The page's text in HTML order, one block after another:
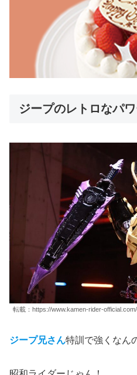
ジープのレトロなパ
転載：https://www.kamen-rider-
ジープ兄さん特訓で強くなん